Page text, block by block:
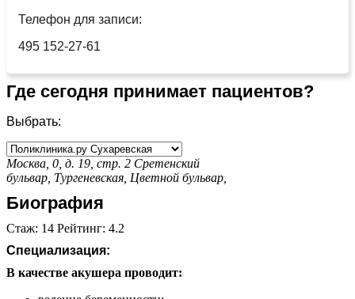
Телефон для записи:
495 152-27-61
Где сегодня принимает пациентов?
Выбрать:
Москва, 0, д. 19, стр. 2 Сретенский
бульвар, Тургеневская, Цветной бульвар,
Биография
Стаж: 14 Рейтинг: 4.2
Специализация:
В качестве акушера проводит: